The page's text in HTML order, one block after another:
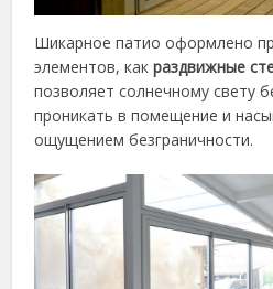
Шикарное патио оформлено
элементов, какраздвижные
позволяет солнечному свету
проникать в помещение и
ощущением безграничности.